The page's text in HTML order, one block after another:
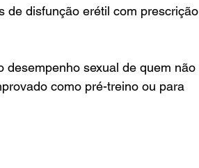
de disfunção erétil com prescrição
desempenho sexual de quem não
como pré-treino ou para